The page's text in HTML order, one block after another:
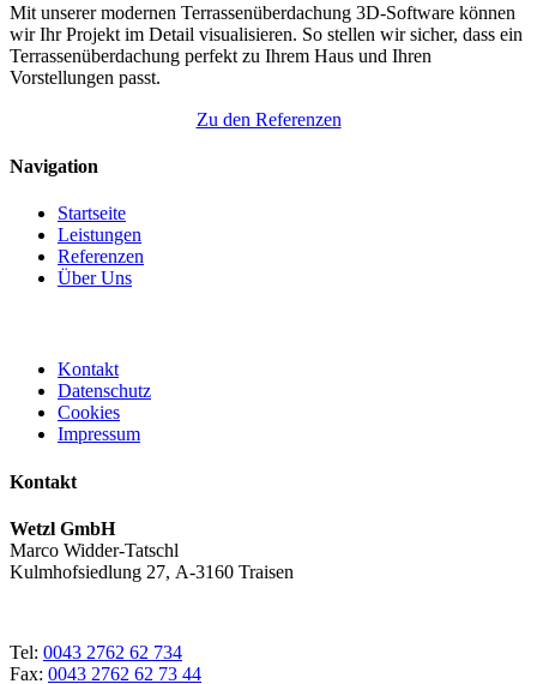
Mit unserer modernen Terrassenüberdachung 3D-Software können
wir Ihr Projekt im Detail visualisieren. So stellen wir sicher, dass ein
Terrassenüberdachung perfekt zu Ihrem Haus und Ihren
Vorstellungen passt.
Zu den Referenzen
Navigation
Startseite
Leistungen
Referenzen
Über Uns
Kontakt
Datenschutz
Cookies
Impressum
Kontakt
Wetzl GmbH
Marco Widder-Tatschl
Kulmhofsiedlung 27, A-3160 Traisen
Tel: 0043 2762 62 734
Fax: 0043 2762 62 73 44